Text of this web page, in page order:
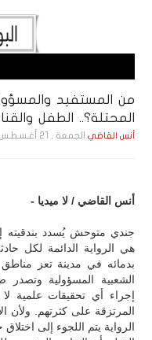
من المستفيد
المحتلة؟.. الطفل
أنس القاضي الجمعة , 21 أغـسـطـس , 2020 الساعة 6:58:23 PM
أنس القاضي / لا ميديا -
جندي متوحش يُسدد
هي الرواية الدائمة لكل
بدمائه في مدينة تعز
الشعبية المسؤولية وتصدر
إجراء أي تحقيقات علمية
المرتزقة على كثرتهم. ولأن
الرواية يتم اللجوء إلى